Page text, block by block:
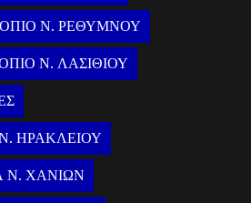
Ν. ΡΕΘΥΜΝΟΥ
Ν. ΛΑΣΙΘΙΟΥ
ΗΡΑΚΛΕΙΟΥ
Ν. ΧΑΝΙΩΝ